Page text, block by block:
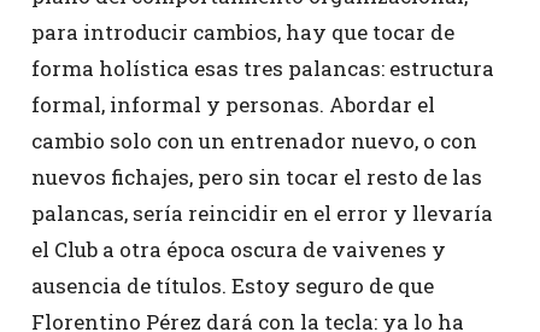
para introducir cambios, hay que tocar de
forma holística esas tres palancas: estructura
formal, informal y personas. Abordar el
cambio solo con un entrenador nuevo, o con
nuevos fichajes, pero sin tocar el resto de las
palancas, sería reincidir en el error y llevaría
el Club a otra época oscura de vaivenes y
ausencia de títulos. Estoy seguro de que
Florentino Pérez dará con la tecla: ya lo ha